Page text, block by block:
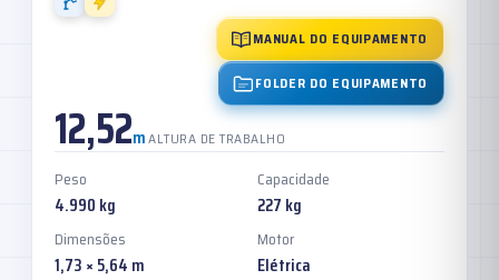
MANUAL DO EQUIPAMENTO
FOLDER DO EQUIPAMENTO
12,52mALTURA DE TRABALHO
Peso
4.990 kg
Capacidade
227 kg
Dimensões
1,73 × 5,64 m
Motor
Elétrica